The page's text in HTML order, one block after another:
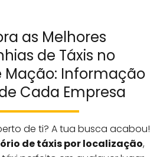
as Melhores
de Táxis no
Mação: Informação
Cada Empresa
de ti? A tua busca acabou!
de táxis por localização,